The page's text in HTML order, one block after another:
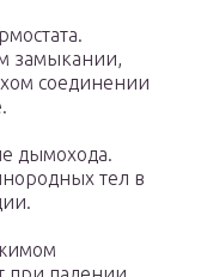
замыкании,
соединении
дымохода.
тел в